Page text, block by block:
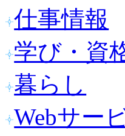
仕事情報
学び・資
暮らし
Webサー